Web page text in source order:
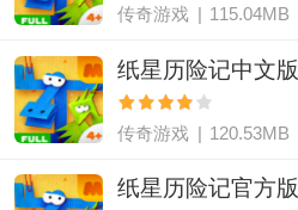
传奇游戏 | 115.04MB
纸星历险记中文版
传奇游戏 | 120.53MB
纸星历险记官方版